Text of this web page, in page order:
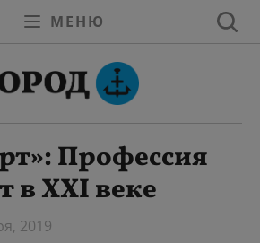
МЕНЮ
Профессия
в XXI веке
2019